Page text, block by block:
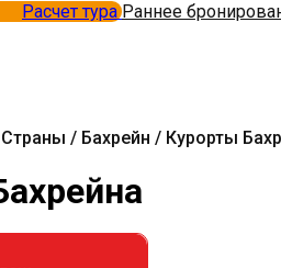
Расчет тураРаннее
Страны Бахрейн Курорты